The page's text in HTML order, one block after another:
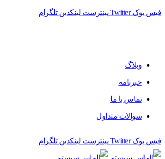
فیس بوک Twitter پینترست لینکدین تلگرام
وبلاگ
خبرنامه
تماس با ما
سوالات متداول
فیس بوک Twitter پینترست لینکدین تلگرام